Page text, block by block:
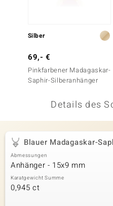
BY DE MELO
Silber
69,- €
Pinkfarbener Madagaskar-
Saphir-Silberanhänger
Details des
Blauer Madagaskar-
Abmessungen
Anhänger - 15x9 mm
Karatgewicht Summe
0,945 ct